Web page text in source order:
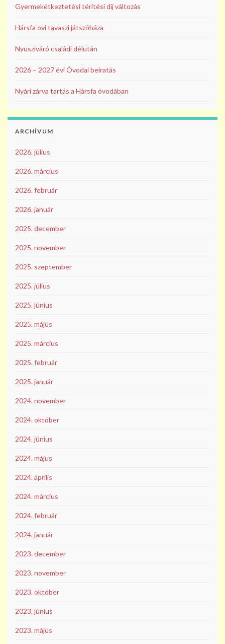
Gyermekétkeztetési térítési díj változás
Hársfa ovi tavaszi játszóháza
Nyusziváró családi délután
2026 – 2027 évi Óvodai beíratás
Nyári zárva tartás a Hársfa óvodában
ARCHÍVUM
2026. július
2026. március
2026. február
2026. január
2025. december
2025. november
2025. szeptember
2025. július
2025. június
2025. május
2025. március
2025. február
2025. január
2024. november
2024. október
2024. június
2024. május
2024. április
2024. március
2024. február
2024. január
2023. december
2023. november
2023. október
2023. június
2023. május